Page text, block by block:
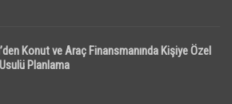
Konut ve Araç Finansmanında Kişiye Özel
Planlama